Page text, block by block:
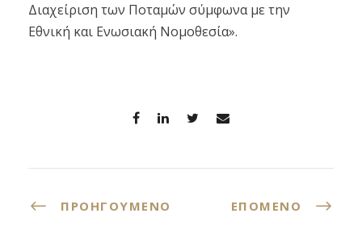
Διαχείριση των Ποταμών σύμφωνα με την
Εθνική και Ενωσιακή Νομοθεσία».
ΠΡΟΗΓΟΎΜΕΝΟ ΕΠΌΜΕΝΟ